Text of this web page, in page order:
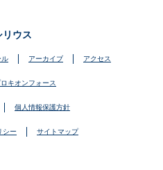
リウス
ル アーカイブ アクセス
ロキオンフォース
個人情報保護方針
シー サイトマップ